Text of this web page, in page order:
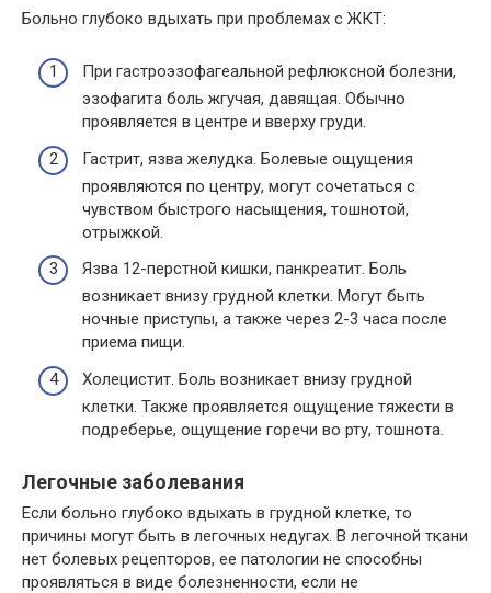
Больно глубоко вдыхать при проблемах с ЖКТ:
При гастроэзофагеальной рефлюксной болезни,
эзофагита боль жгучая, давящая. Обычно
проявляется в центре и вверху груди.
Гастрит, язва желудка. Болевые ощущения
проявляются по центру, могут сочетаться с
чувством быстрого насыщения, тошнотой,
отрыжкой.
Язва 12-перстной кишки, панкреатит. Боль
возникает внизу грудной клетки. Могут быть
ночные приступы, а также через 2-3 часа после
приема пищи.
Холецистит. Боль возникает внизу грудной
клетки. Также проявляется ощущение тяжести в
подреберье, ощущение горечи во рту, тошнота.
Легочные заболевания
Если больно глубоко вдыхать в грудной клетке, то
причины могут быть в легочных недугах. В легочной ткани
нет болевых рецепторов, ее патологии не способны
проявляться в виде болезненности, если не